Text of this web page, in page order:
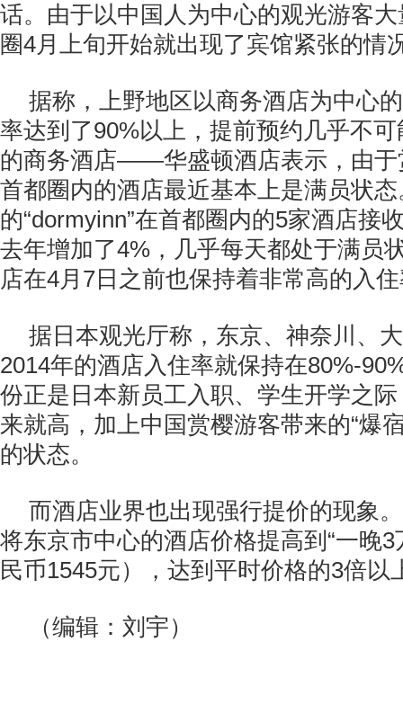
话。由于以中国人为中心的观光游客
圈4月上旬开始就出现了宾馆紧张的情
据称，上野地区以商务酒店为中心
率达到了90%以上，提前预约几乎不
的商务酒店——华盛顿酒店表示，由于
首都圈内的酒店最近基本上是满员状
的“dormyinn”在首都圈内的5家酒店接
去年增加了4%，几乎每天都处于满员
店在4月7日之前也保持着非常高的入
据日本观光厅称，东京、神奈川、
2014年的酒店入住率就保持在80%-
份正是日本新员工入职、学生开学之
来就高，加上中国赏樱游客带来的“爆
的状态。
而酒店业界也出现强行提价的现象
将东京市中心的酒店价格提高到“一晚3
民币1545元），达到平时价格的3倍以
（编辑：刘宇）